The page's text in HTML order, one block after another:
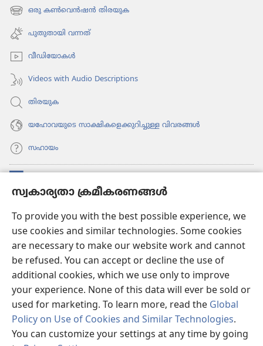
സ്വകാര്യതാ ക്രമീകരണങ്ങൾ
To provide you with the best possible experience, we
use cookies and similar technologies. Some cookies
are necessary to make our website work and cannot
be refused. You can accept or decline the use of
additional cookies, which we use only to improve
your experience. None of this data will ever be sold or
used for marketing. To learn more, read the Global
Policy on Use of Cookies and Similar Technologies.
You can customize your settings at any time by going
പേജ്
തുറക്കുക)
ഒരു കൺവെൻഷൻ തിരയുക
(പുതിയ
പേജ്
തുറക്കുക)
പുതുതായി വന്നത്‌
വീഡി​യോ​കൾ
Videos with Audio Descriptions
തിരയുക
യഹോവയുടെ സാക്ഷികളെക്കുറിച്ചുള്ള വിവരങ്ങൾ
സഹായം
പേജ്
വാച്ച്ടവര്‍ ഓണ്‍ലൈന്‍ ലൈബ്രറി
(പുതിയ
പേജ്
തുറക്കുക)JW ഹബ്ബ്
(പുതിയ
പേജ്
തുറക്കുക)JW ലൈ​ബ്ര​റി
വാച്ച്‌ടവർ ലൈ​ബ്രറി